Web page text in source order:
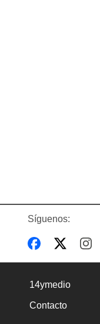
Síguenos:
14ymedio
Contacto